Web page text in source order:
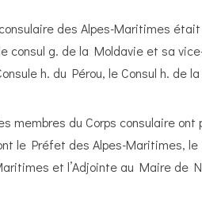
des Alpes-Maritimes
consul g. de la Moldavie et sa
h. du Pérou, le Consul h. de
membres du Corps consulaire
le Préfet des Alpes-Maritimes,
et l’Adjointe au Maire de